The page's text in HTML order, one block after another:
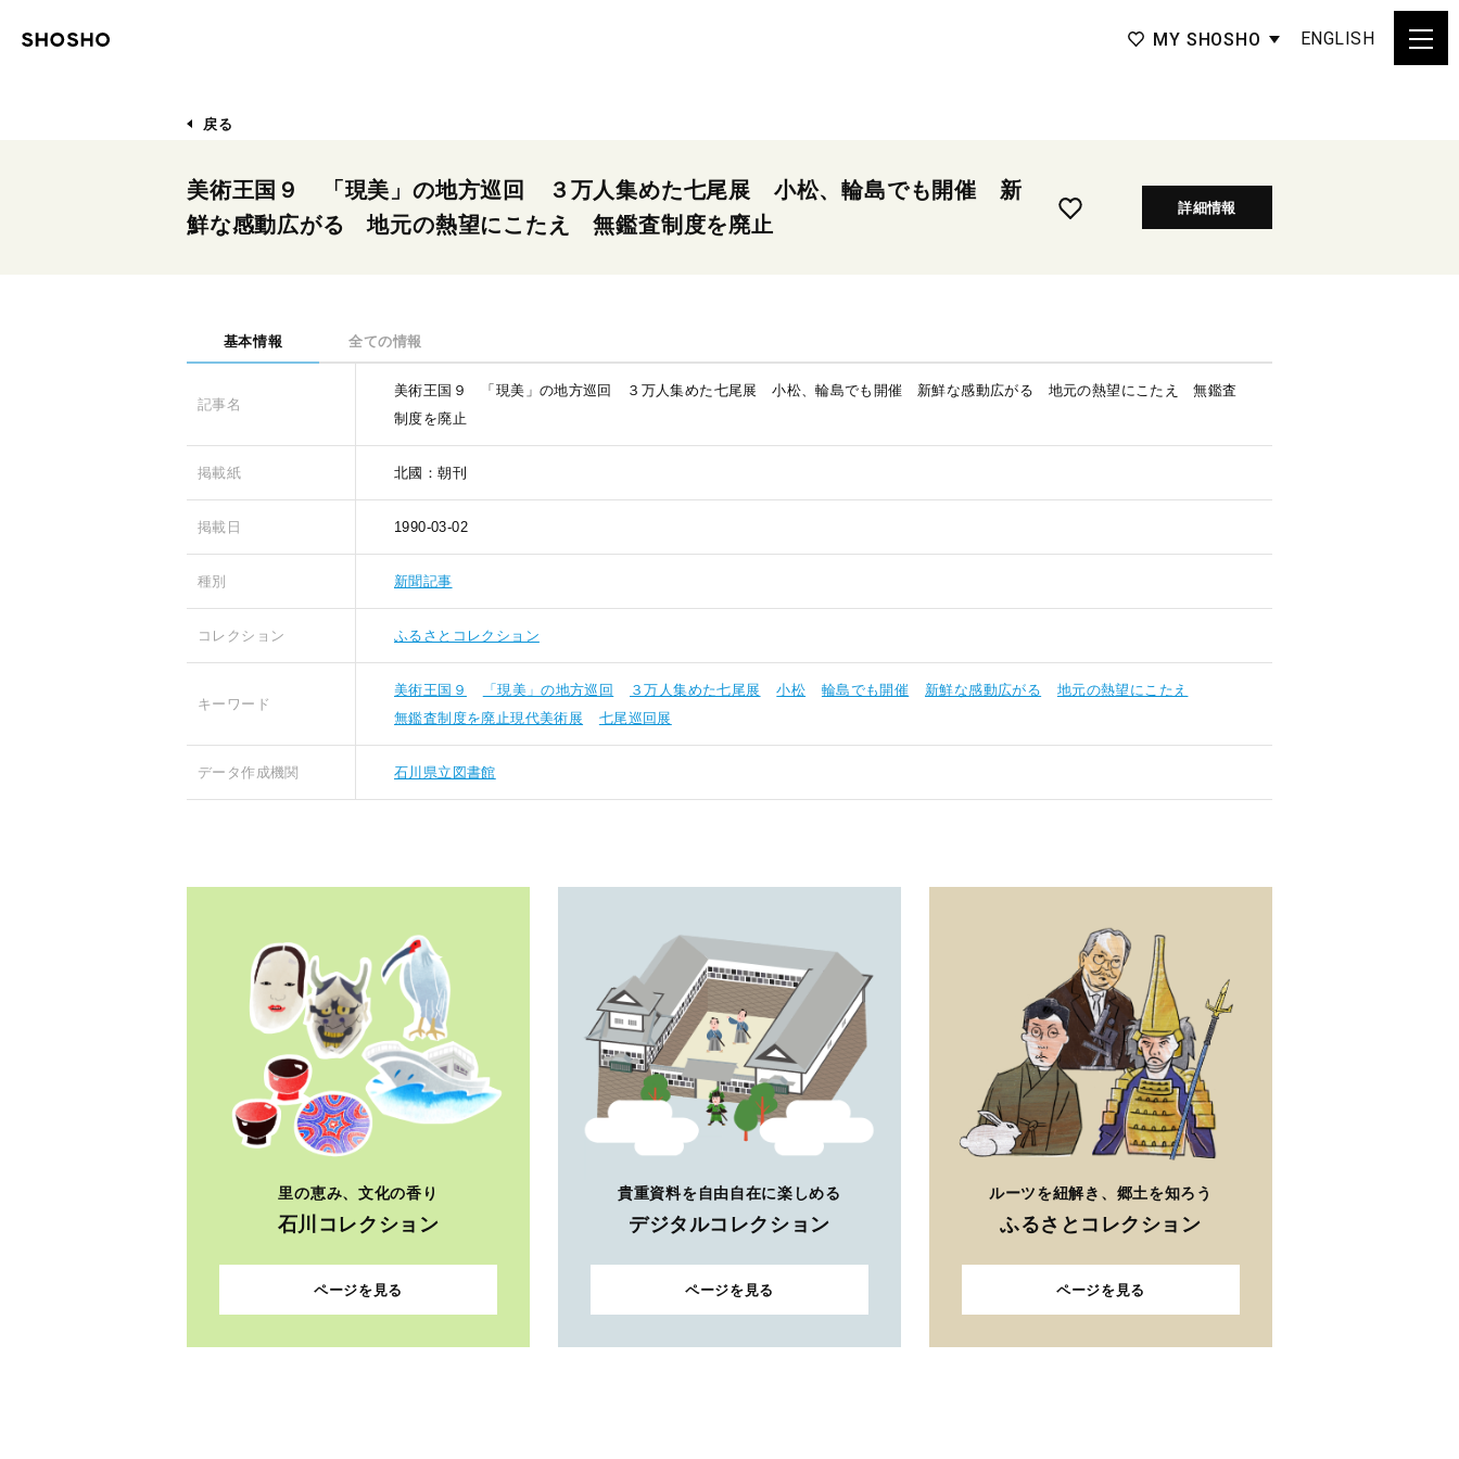
MY SHOSHO ENGLISH
戻る
美術王国９ 「現美」の地方巡回 ３万人集めた七尾展 小松、輪島でも開催 新
鮮な感動広がる 地元の熱望にこたえ 無鑑査制度を廃止
詳細情報
基本情報 全ての情報
記事名
美術王国９ 「現美」の地方巡回 ３万人集めた七尾展 小松、輪島でも開催 新鮮な感動広がる 地元の熱望にこたえ 無鑑査
制度を廃止
掲載紙 北國：朝刊
掲載日 1990-03-02
種別 新聞記事
コレクション ふるさとコレクション
キーワード
美術王国９ 「現美」の地方巡回 ３万人集めた七尾展 小松 輪島でも開催 新鮮な感動広がる
地元の熱望にこたえ
無鑑査制度を廃止現代美術展
七尾巡回展
データ作成機関 石川県立図書館
里の恵み、文化の香り
石川コレクション
ページを見る
貴重資料を自由自在に楽しめる
デジタルコレクション
ページを見る
ルーツを紐解き、郷土を知ろう
ふるさとコレクション
ページを見る